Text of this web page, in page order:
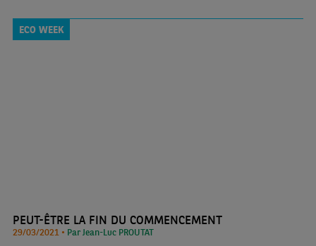
aux déficits, un premier tour de vis étant prévu pour 2023.
ECO WEEK
PEUT-ÊTRE LA FIN DU COMMENCEMENT
29/03/2021 • Par Jean-Luc PROUTAT